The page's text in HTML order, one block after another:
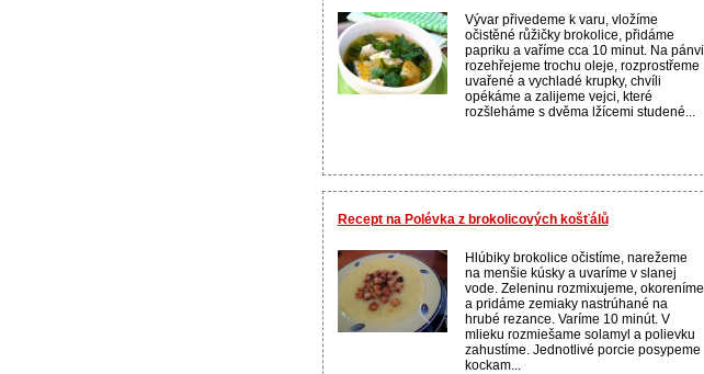
Vývar přivedeme k varu, vložíme
očistěné růžičky brokolice, přidáme
papriku a vaříme cca 10 minut. Na pánvi
rozehřejeme trochu oleje, rozprostřeme
uvařené a vychladé krupky, chvíli
opékáme a zalijeme vejci, které
rozšleháme s dvěma lžícemi studené...
Recept na Polévka z brokolicových košťálů
Hlúbiky brokolice očistíme, narežeme
na menšie kúsky a uvaríme v slanej
vode. Zeleninu rozmixujeme, okoreníme
a pridáme zemiaky nastrúhané na
hrubé rezance. Varíme 10 minút. V
mlieku rozmiešame solamyl a polievku
zahustíme. Jednotlivé porcie posypeme
kockam...